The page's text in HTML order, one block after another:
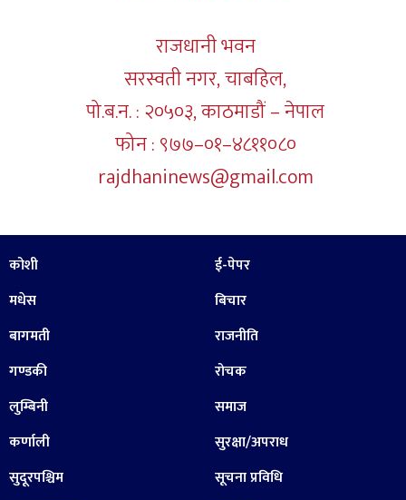
राजधानी भवन
सरस्वती नगर, चाबहिल,
पो.ब.न. : २०५०३, काठमाडौं – नेपाल
फोन : ९७७–०१–४८११०८०
rajdhaninews@gmail.com
कोशी
मधेस
बागमती
गण्डकी
लुम्बिनी
कर्णाली
सुदूरपश्चिम
ई-पेपर
बिचार
राजनीति
रोचक
समाज
सुरक्षा/अपराध
सूचना प्रविधि